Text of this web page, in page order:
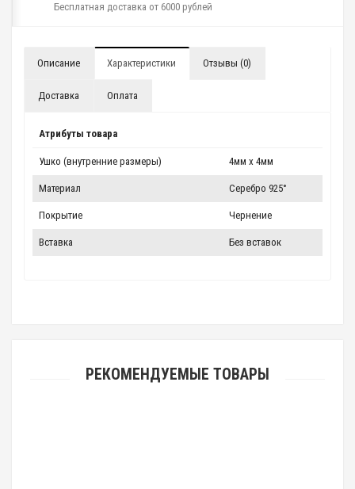
Бесплатная доставка от 6000 рублей
Описание Характеристики Отзывы (0)
Доставка Оплата
Атрибуты товара
Ушко (внутренние размеры) 4мм x 4мм
Материал Серебро 925°
Покрытие Чернение
Вставка Без вставок
РЕКОМЕНДУЕМЫЕ ТОВАРЫ